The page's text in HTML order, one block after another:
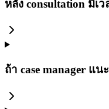
หลัง consultation มีเ
ถ้า case manager แน